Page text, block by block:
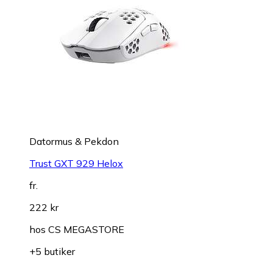
Datormus & Pekdon
Trust GXT 929 Helox
fr.
222 kr
hos CS MEGASTORE
+5 butiker